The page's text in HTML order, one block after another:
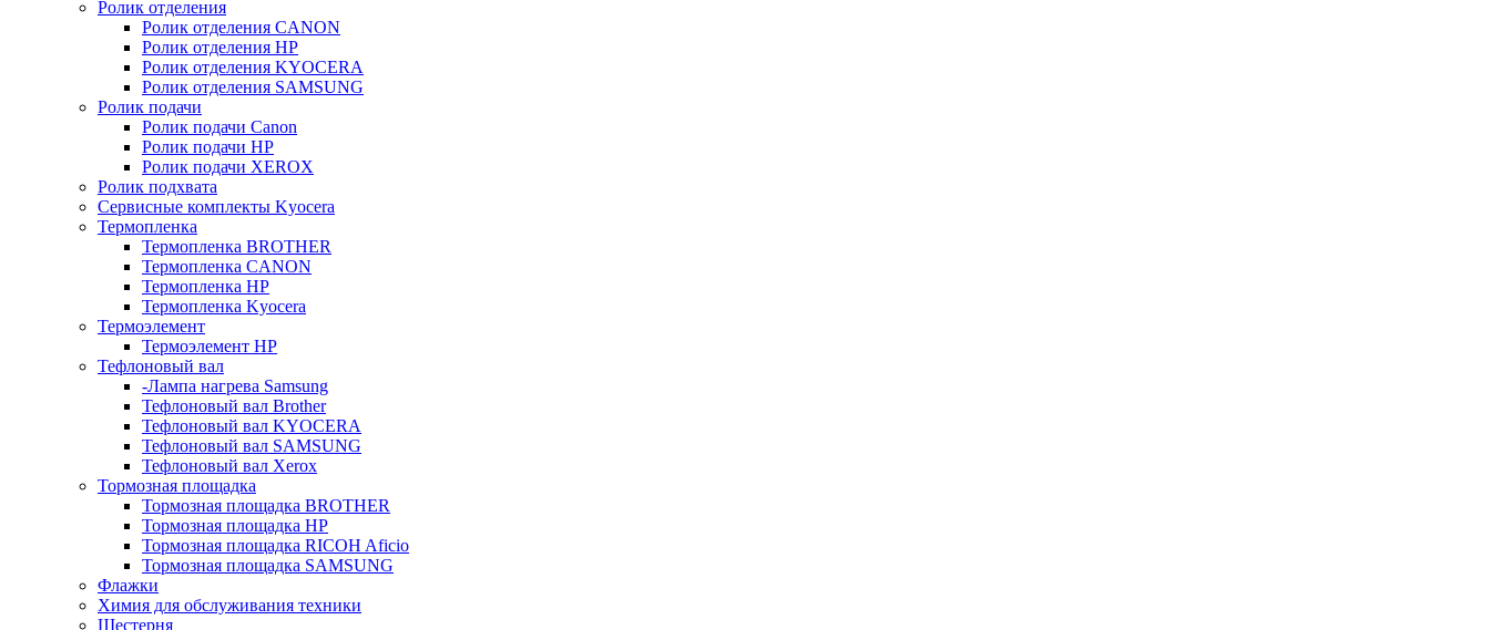
Ролик отделения
Ролик отделения CANON
Ролик отделения HP
Ролик отделения KYOCERA
Ролик отделения SAMSUNG
Ролик подачи
Ролик подачи Canon
Ролик подачи HP
Ролик подачи XEROX
Ролик подхвата
Сервисные комплекты Kyocera
Термопленка
Термопленка BROTHER
Термопленка CANON
Термопленка HP
Термопленка Kyocera
Термоэлемент
Термоэлемент НР
Тефлоновый вал
-Лампа нагрева Samsung
Тефлоновый вал Brother
Тефлоновый вал KYOCERA
Тефлоновый вал SAMSUNG
Тефлоновый вал Xerox
Тормозная площадка
Тормозная площадка BROTHER
Тормозная площадка HP
Тормозная площадка RICOH Aficio
Тормозная площадка SAMSUNG
Флажки
Химия для обслуживания техники
Шестерня